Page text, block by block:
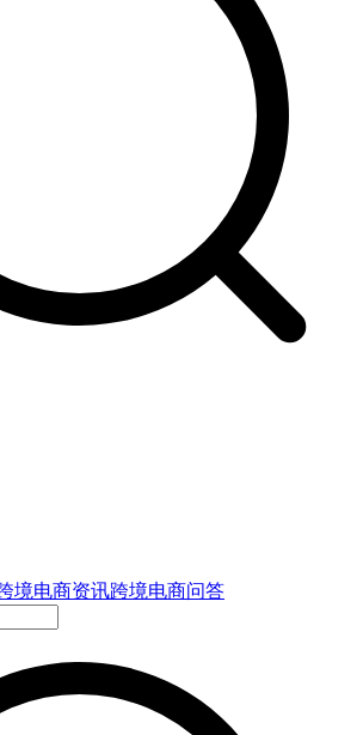
境电商资讯跨境电商问答